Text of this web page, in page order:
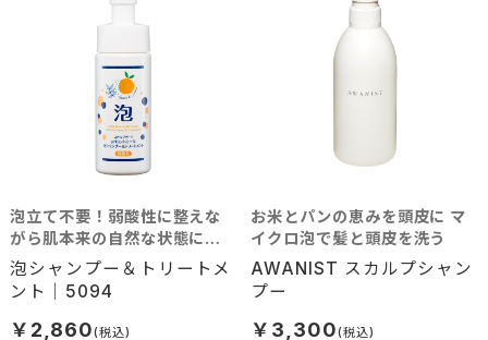
泡シャンプー＆トリートメ
ント｜5094
泡立て不要！弱酸性に整えな
がら肌本来の自然な状態に洗
い上げる
￥2,860
AWANIST スカルプシャン
プー
お米とパンの恵みを頭皮に マ
イクロ泡で髪と頭皮を洗う
￥3,300